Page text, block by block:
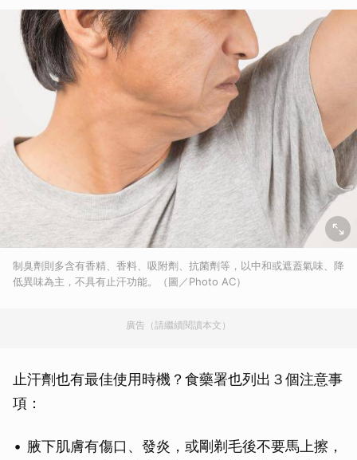
制臭劑則多含有香精、香料、吸附劑、抗菌劑等，以中和或遮蓋氣味、降
低異味為主，不具有止汗功能。（圖／Photo AC）
廣告（請繼續閱讀本文）
止汗劑也有最佳使用時機？食藥署也列出３個注意事
項：
腋下肌膚有傷口、發炎，或剛剃毛後不要馬上擦，